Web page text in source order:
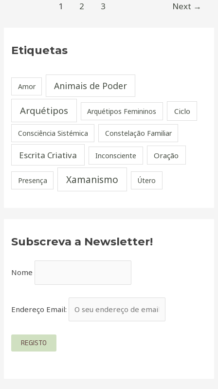
Etiquetas
Amor Animais de Poder
Arquétipos Arquétipos Femininos Ciclo
Consciência Sistémica Constelação Familiar
Escrita Criativa Inconsciente Oração
Presença Xamanismo Útero
Subscreva a Newsletter!
Nome
Endereço Email:
1 2 3 Next →